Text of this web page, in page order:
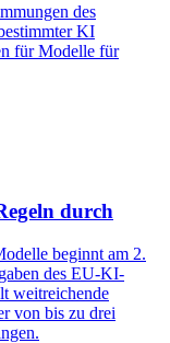
des
KI
für Modelle für
durch
beginnt am 2.
des EU-KI-
weitreichende
von bis zu drei